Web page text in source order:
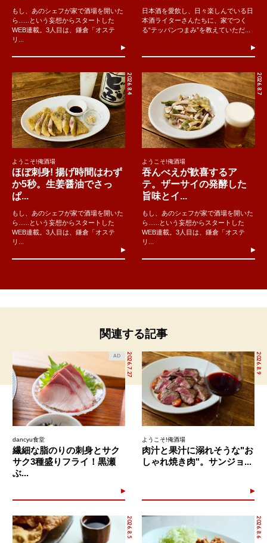
もし、あのシェフが家で酒場を開いた
ら......という妄想からスタートした
WEB連載。3人目は、鎌倉「オステ
リ...
日本酒を愛飲し、日々楽しんでいる日
本酒ライターさんたちに、家でつく
る“テッパンつまみ”を教えていただ...
2026.8.4
ようこそ!俺酒場
ほぼ刺身! 揚げ時間はわず
か5秒。生姜醤油でさっ
ぱ...
もし、あのシェフが家で酒場を開いた
ら......という妄想からスタートした
WEB連載。3人目は、鎌倉「オステ
リ...
2026.8.7
ようこそ!俺酒場
吞んべえが歓喜するア
テ。ザーサイの発酵した
旨味とイ...
もし、あのシェフが家で酒場を開いた
ら......という妄想からスタートした
WEB連載。3人目は、鎌倉「オステ
リ...
関連する記事
2026.7.27
AD
dancyu食堂
繊細な脂のりの刺身とサク
サク3種盛りフライ！黒瀬
ぶ...
2026.8.9
ようこそ!俺酒場
肉汁と果汁に溺れそうな"お
しゃれ焼き肉"。サンジョ...
2026.8.5 2026.8.6